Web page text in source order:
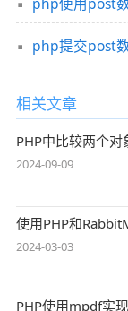
php提交post
相关文章
PHP中比较两个
2024-09-09
使用PHP和
2024-03-03
PHP使用mpdf实